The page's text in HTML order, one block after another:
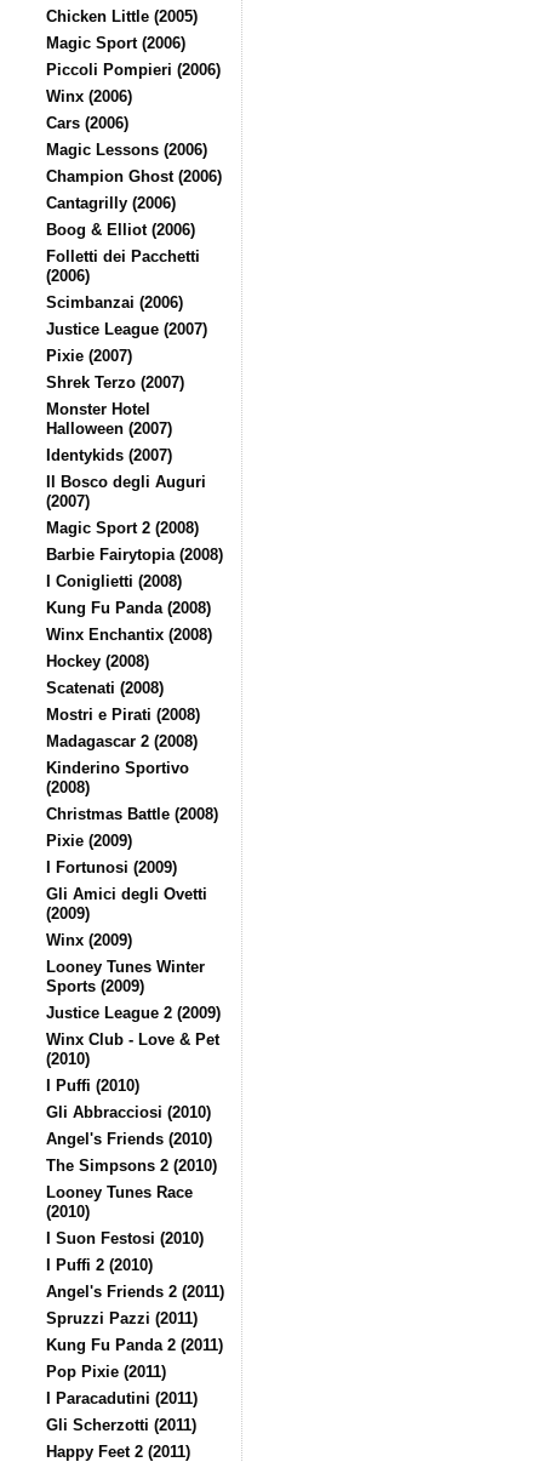
Chicken Little (2005)
Magic Sport (2006)
Piccoli Pompieri (2006)
Winx (2006)
Cars (2006)
Magic Lessons (2006)
Champion Ghost (2006)
Cantagrilly (2006)
Boog & Elliot (2006)
Folletti dei Pacchetti
(2006)
Scimbanzai (2006)
Justice League (2007)
Pixie (2007)
Shrek Terzo (2007)
Monster Hotel
Halloween (2007)
Identykids (2007)
Il Bosco degli Auguri
(2007)
Magic Sport 2 (2008)
Barbie Fairytopia (2008)
I Coniglietti (2008)
Kung Fu Panda (2008)
Winx Enchantix (2008)
Hockey (2008)
Scatenati (2008)
Mostri e Pirati (2008)
Madagascar 2 (2008)
Kinderino Sportivo
(2008)
Christmas Battle (2008)
Pixie (2009)
I Fortunosi (2009)
Gli Amici degli Ovetti
(2009)
Winx (2009)
Looney Tunes Winter
Sports (2009)
Justice League 2 (2009)
Winx Club - Love & Pet
(2010)
I Puffi (2010)
Gli Abbracciosi (2010)
Angel's Friends (2010)
The Simpsons 2 (2010)
Looney Tunes Race
(2010)
I Suon Festosi (2010)
I Puffi 2 (2010)
Angel's Friends 2 (2011)
Spruzzi Pazzi (2011)
Kung Fu Panda 2 (2011)
Pop Pixie (2011)
I Paracadutini (2011)
Gli Scherzotti (2011)
Happy Feet 2 (2011)